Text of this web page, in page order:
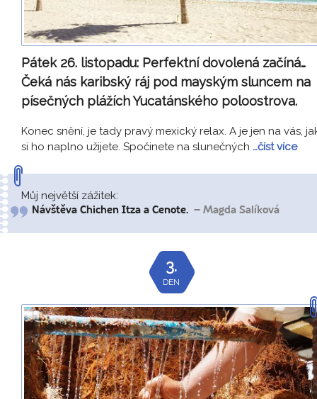
Pátek 26. listopadu: Perfektní dovolená začíná…
Čeká nás karibský ráj pod mayským sluncem na
písečných plážích Yucatánského poloostrova.
Konec snění, je tady pravý mexický relax. A je jen na vás,
si ho naplno užijete. Spočinete na slunečných …číst více
Můj největší zážitek:
Návštěva Chichen Itza a Cenote. – Magda Salíková
3.
DEN